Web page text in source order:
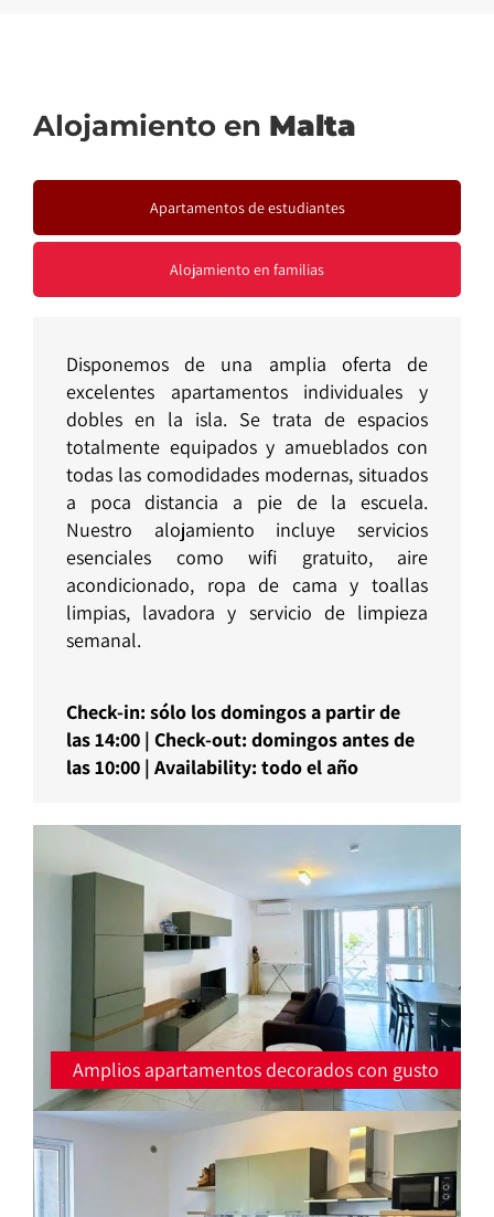
Alojamiento en Malta
Apartamentos de estudiantes
Alojamiento en familias
Disponemos de una amplia oferta de
excelentes apartamentos individuales y
dobles en la isla. Se trata de espacios
totalmente equipados y amueblados con
todas las comodidades modernas, situados
a poca distancia a pie de la escuela.
Nuestro alojamiento incluye servicios
esenciales como wifi gratuito, aire
acondicionado, ropa de cama y toallas
limpias, lavadora y servicio de limpieza
semanal.
Check-in: sólo los domingos a partir de
las 14:00 | Check-out: domingos antes de
las 10:00 | Availability: todo el año
Amplios apartamentos decorados con gusto